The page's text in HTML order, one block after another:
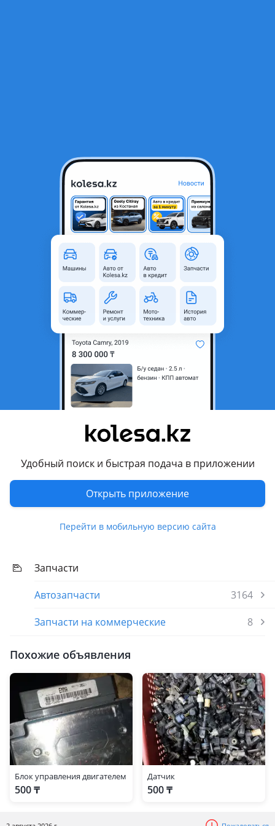
Удобный поиск и быстрая подача в приложении
Открыть приложение
Перейти в мобильную версию сайта
ГУР насос на Ford Mondeo 3
Алматы, Алматинская
область
Б/y
Оригинальность
Оригинал
Комментарий продавца
ГУР насос на Ford Mondeo 3 в идеальном состоянии свеже
доставленный из Америки оригинал высокого качества
есть отправка по региону недостатка по городу Алматы
цены и наличие товара уточняйте также имеются на этом
номере
Перевести
Запчасти
Автозапчасти
3164
Запчасти на коммерческие
8
Похожие объявления
Блок управления двигателем
500 ₸
Датчик
500 ₸